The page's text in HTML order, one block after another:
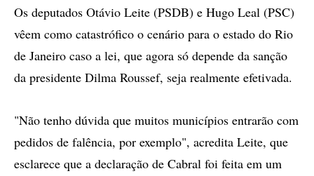
Os deputados Otávio Leite (PSDB) e Hugo Leal (PSC)
vêem como catastrófico o cenário para o estado do Rio
de Janeiro caso a lei, que agora só depende da sanção
da presidente Dilma Roussef, seja realmente efetivada.
"Não tenho dúvida que muitos municípios entrarão com
pedidos de falência, por exemplo", acredita Leite, que
esclarece que a declaração de Cabral foi feita em um